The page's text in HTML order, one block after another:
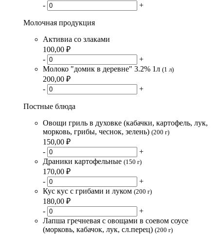
-
+
Молочная продукция
Активиа со злаками
100,00 ₽
-
+
Молоко "домик в деревне" 3.2% 1л (1 л)
200,00 ₽
-
+
Постные блюда
Овощи гриль в духовке (кабачки, картофель, лук,
морковь, грибы, чеснок, зелень) (200 г)
150,00 ₽
-
+
Драники картофельные (150 г)
170,00 ₽
-
+
Кус кус с грибами и луком (200 г)
180,00 ₽
-
+
Лапша гречневая с овощами в соевом соусе
(морковь, кабачок, лук, сл.перец) (200 г)